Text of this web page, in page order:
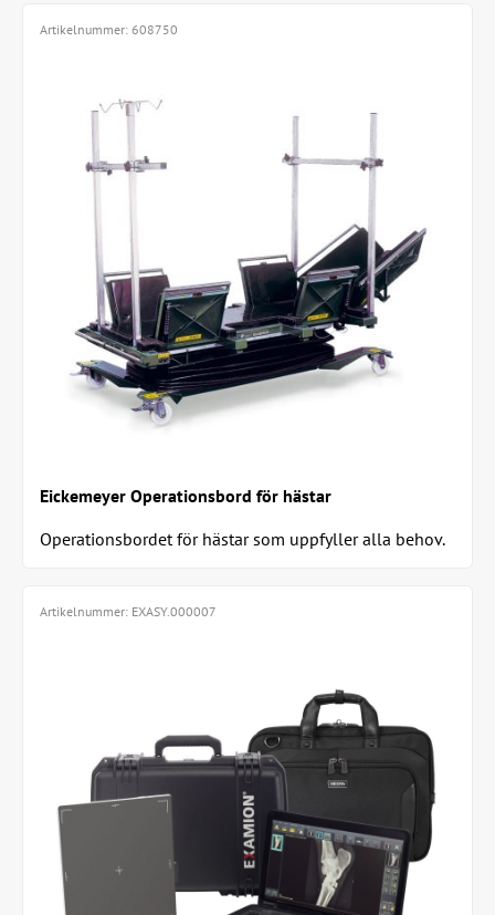
Eickemeyer Operationsbord för hästar
Operationsbordet för hästar som uppfyller alla behov.
Artikelnummer: 608750
Artikelnummer: EXASY.000007